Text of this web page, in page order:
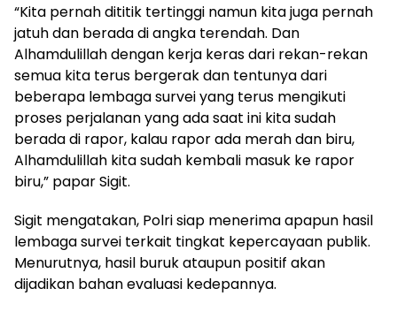
“Kita pernah dititik tertinggi namun kita juga pernah
jatuh dan berada di angka terendah. Dan
Alhamdulillah dengan kerja keras dari rekan-rekan
semua kita terus bergerak dan tentunya dari
beberapa lembaga survei yang terus mengikuti
proses perjalanan yang ada saat ini kita sudah
berada di rapor, kalau rapor ada merah dan biru,
Alhamdulillah kita sudah kembali masuk ke rapor
biru,” papar Sigit.
Sigit mengatakan, Polri siap menerima apapun hasil
lembaga survei terkait tingkat kepercayaan publik.
Menurutnya, hasil buruk ataupun positif akan
dijadikan bahan evaluasi kedepannya.